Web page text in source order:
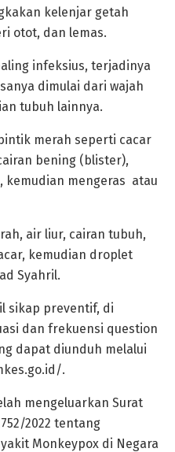
kelenjar getah
otot, dan lemas.
infeksius, terjadinya
dimulai dari wajah
tubuh lainnya.
merah seperti cacar
bening (blister),
kemudian mengeras atau
air liur, cairan tubuh,
kemudian droplet
Syahril.
sikap preventif, di
dan frekuensi question
dapat diunduh melalui
.
mengeluarkan Surat
2022 tentang
Monkeypox di Negara